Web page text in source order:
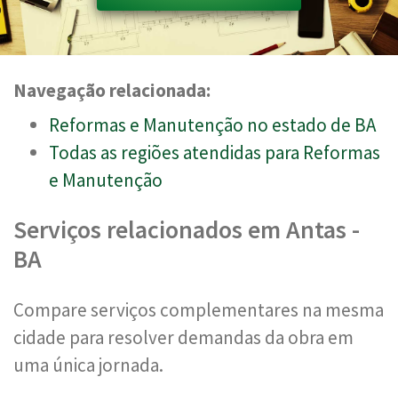
Navegação relacionada:
Reformas e Manutenção no estado de BA
Todas as regiões atendidas para Reformas
e Manutenção
Serviços relacionados em Antas -
BA
Compare serviços complementares na mesma
cidade para resolver demandas da obra em
uma única jornada.